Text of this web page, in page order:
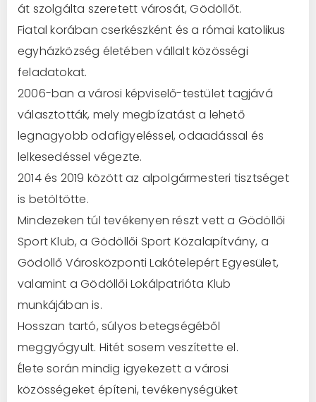
át szolgálta szeretett városát, Gödöllőt.
Fiatal korában cserkészként és a római katolikus
egyházközség életében vállalt közösségi
feladatokat.
2006-ban a városi képviselő-testület tagjává
választották, mely megbízatást a lehető
legnagyobb odafigyeléssel, odaadással és
lelkesedéssel végezte.
2014 és 2019 között az alpolgármesteri tisztséget
is betöltötte.
Mindezeken túl tevékenyen részt vett a Gödöllői
Sport Klub, a Gödöllői Sport Közalapítvány, a
Gödöllő Városközponti Lakótelepért Egyesület,
valamint a Gödöllői Lokálpatrióta Klub
munkájában is.
Hosszan tartó, súlyos betegségéből
meggyógyult. Hitét sosem veszítette el.
Élete során mindig igyekezett a városi
közösségeket építeni, tevékenységüket